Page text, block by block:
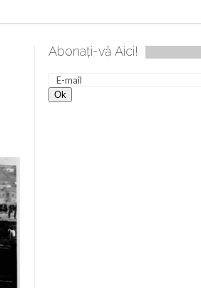
Abonați-vă Aici!